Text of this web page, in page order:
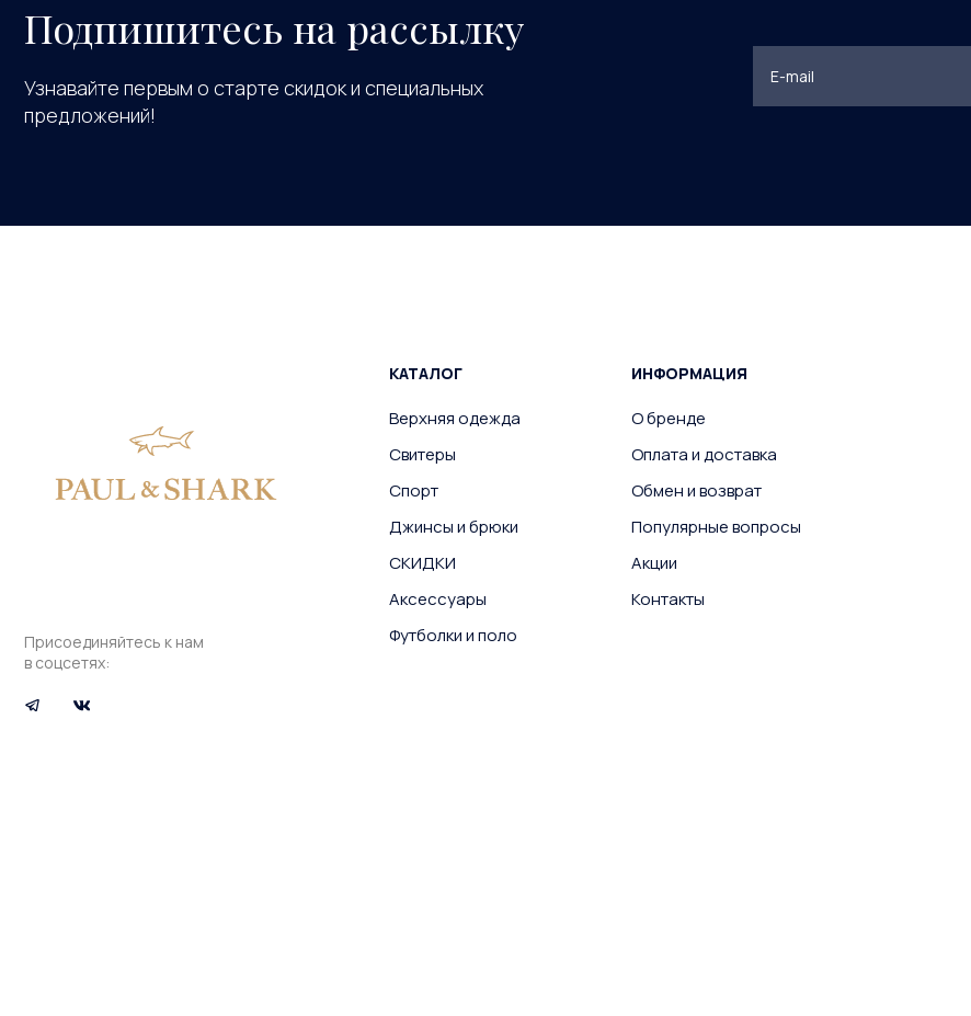
Подпишитесь на рассылку
Узнавайте первым о старте скидок и специальных
предложений!
Присоединяйтесь к нам
в соцсетях:
КАТАЛОГ
Верхняя одежда
Свитеры
Спорт
Джинсы и брюки
СКИДКИ
Аксессуары
Футболки и поло
ИНФОРМАЦИЯ
О бренде
Оплата и доставка
Обмен и возврат
Популярные вопросы
Акции
Контакты